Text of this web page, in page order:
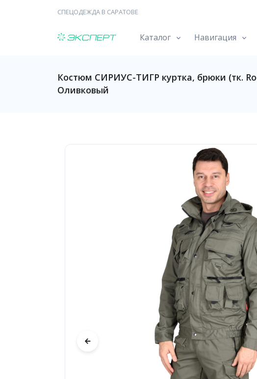
СПЕЦОДЕЖДА В САРАТОВЕ
Каталог Навигация
Костюм СИРИУС-ТИГР куртка, брюки (тк.
Оливковый